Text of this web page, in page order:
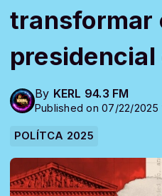
transformar
presidencial
By KERL 94.3 FM
Published on 07/22/2025
POLÍTCA 2025